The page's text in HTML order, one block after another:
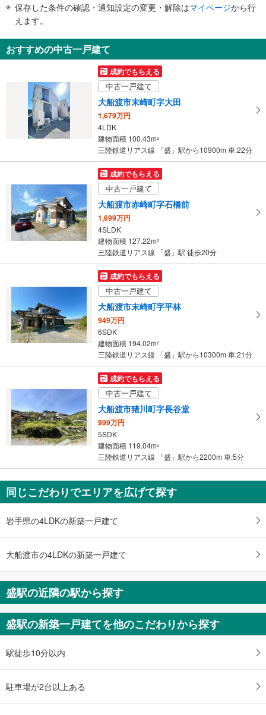
知
を
イ
ー
ジ
存
る
保存した条件の確認・通知設定の変更・解除はマイページから行
えます。
おすすめの中古一戸建て
成約でもらえる
中古一戸建て
大船渡市末崎町字大田
1,679万円
4LDK
建物面積 100.43m2
三陸鉄道リアス線 「盛」駅から10900m 車:22分
成約でもらえる
中古一戸建て
大船渡市赤崎町字石橋前
1,699万円
4SLDK
建物面積 127.22m2
三陸鉄道リアス線 「盛」駅 徒歩20分
成約でもらえる
中古一戸建て
大船渡市末崎町字平林
949万円
6SDK
建物面積 194.02m2
三陸鉄道リアス線 「盛」駅から10300m 車:21分
成約でもらえる
中古一戸建て
大船渡市猪川町字長谷堂
999万円
5SDK
建物面積 119.04m2
三陸鉄道リアス線 「盛」駅から2200m 車:5分
同じこだわりでエリアを広げて探す
岩手県の4LDKの新築一戸建て
大船渡市の4LDKの新築一戸建て
盛駅の近隣の駅から探す
盛駅の新築一戸建てを他のこだわりから探す
駅徒歩10分以内
駐車場が2台以上ある